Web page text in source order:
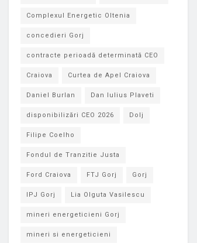
Complexul Energetic Oltenia
concedieri Gorj
contracte perioadă determinată CEO
Craiova Curtea de Apel Craiova
Daniel Burlan Dan Iulius Plaveti
disponibilizări CEO 2026 Dolj
Filipe Coelho
Fondul de Tranzitie Justa
Ford Craiova FTJ Gorj Gorj
IPJ Gorj Lia Olguta Vasilescu
mineri energeticieni Gorj
mineri si energeticieni